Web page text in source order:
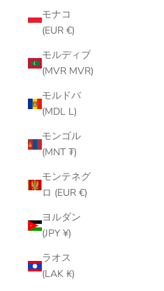
モナコ
(EUR €)
モルディブ
(MVR MVR)
モルドバ
(MDL L)
モンゴル
(MNT ₮)
モンテネグ
ロ (EUR €)
ヨルダン
(JPY ¥)
ラオス
(LAK ₭)